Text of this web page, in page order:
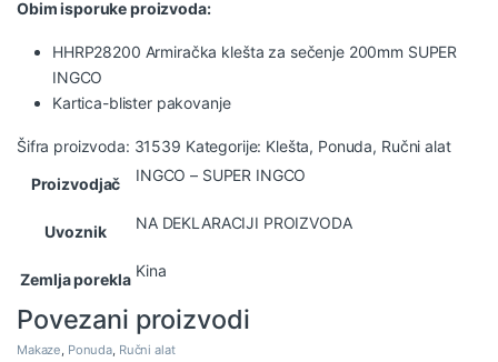
Obim isporuke proizvoda:
HHRP28200 Armiračka klešta za sečenje 200mm SUPER
INGCO
Kartica-blister pakovanje
Šifra proizvoda: 31539 Kategorije: Klešta, Ponuda, Ručni alat
Proizvodjač
INGCO – SUPER INGCO
Uvoznik NA DEKLARACIJI PROIZVODA
Zemlja porekla Kina
Povezani proizvodi
Makaze, Ponuda, Ručni alat